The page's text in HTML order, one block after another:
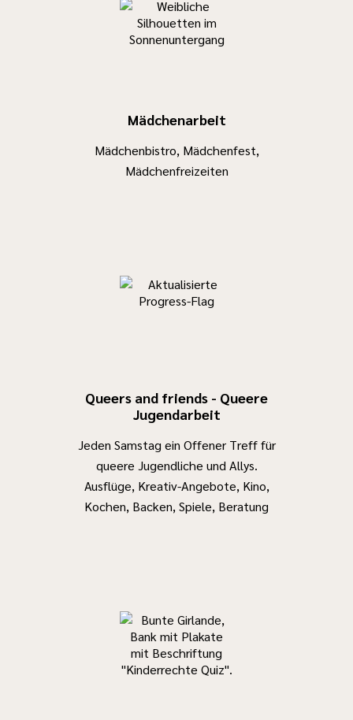
Mädchenarbeit
Mädchenbistro, Mädchenfest,
Mädchenfreizeiten
Queers and friends - Queere
Jugendarbeit
Jeden Samstag ein Offener Treff für
queere Jugendliche und Allys.
Ausflüge, Kreativ-Angebote, Kino,
Kochen, Backen, Spiele, Beratung